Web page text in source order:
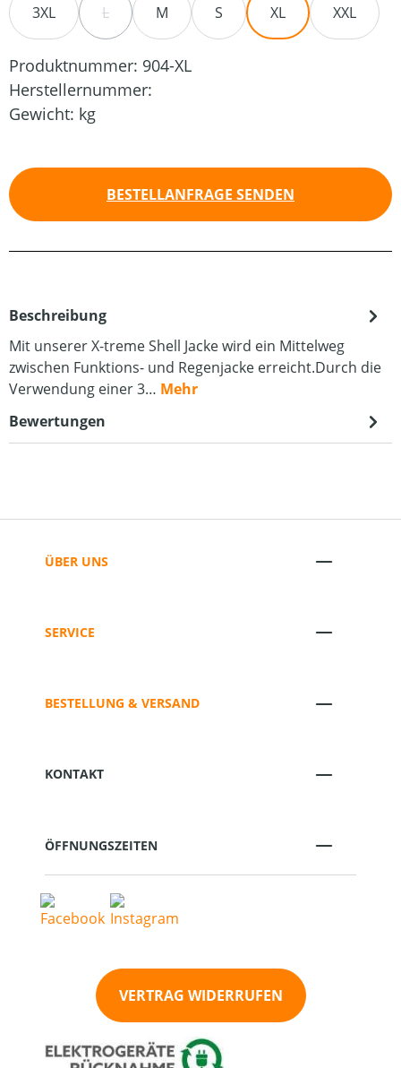
3XL L(DIESE OPTION IST ZURZEIT NICHT VERFÜGBAR.)
M S XL XXL
Produktnummer: 904-XL
Herstellernummer:
Gewicht: kg
BESTELLANFRAGE SENDEN
Beschreibung
Mit unserer X-treme Shell Jacke wird ein Mittelweg
zwischen Funktions- und Regenjacke erreicht.Durch die
Verwendung einer 3… Mehr
Bewertungen
ÜBER UNS
SERVICE
BESTELLUNG & VERSAND
KONTAKT
ÖFFNUNGSZEITEN
VERTRAG WIDERRUFEN